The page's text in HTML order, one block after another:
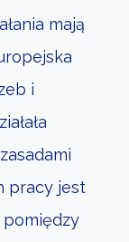
mają
i
pracy jest
pomiędzy